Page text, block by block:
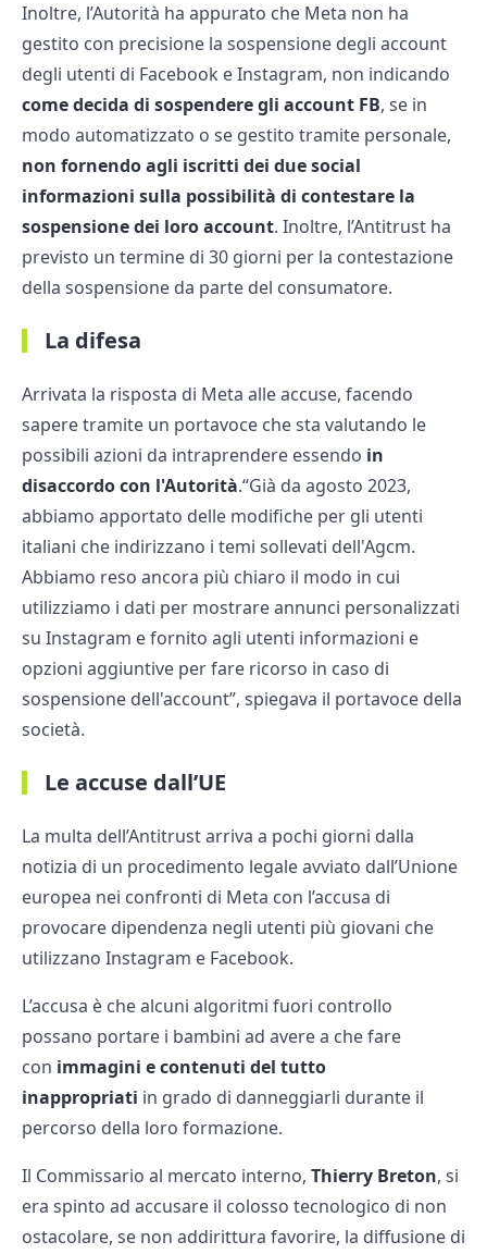
Inoltre, l’Autorità ha appurato che Meta non ha
gestito con precisione la sospensione degli account
degli utenti di Facebook e Instagram, non indicando
come decida di sospendere gli account FB, se in
modo automatizzato o se gestito tramite personale,
non fornendo agli iscritti dei due social
informazioni sulla possibilità di contestare la
sospensione dei loro account. Inoltre, l’Antitrust ha
previsto un termine di 30 giorni per la contestazione
della sospensione da parte del consumatore.
La difesa
Arrivata la risposta di Meta alle accuse, facendo
sapere tramite un portavoce che sta valutando le
possibili azioni da intraprendere essendo in
disaccordo con l'Autorità.“Già da agosto 2023,
abbiamo apportato delle modifiche per gli utenti
italiani che indirizzano i temi sollevati dell'Agcm.
Abbiamo reso ancora più chiaro il modo in cui
utilizziamo i dati per mostrare annunci personalizzati
su Instagram e fornito agli utenti informazioni e
opzioni aggiuntive per fare ricorso in caso di
sospensione dell'account”, spiegava il portavoce della
società.
Le accuse dall’UE
La multa dell’Antitrust arriva a pochi giorni dalla
notizia di un procedimento legale avviato dall’Unione
europea nei confronti di Meta con l’accusa di
provocare dipendenza negli utenti più giovani che
utilizzano Instagram e Facebook.
L’accusa è che alcuni algoritmi fuori controllo
possano portare i bambini ad avere a che fare
con immagini e contenuti del tutto
inappropriati in grado di danneggiarli durante il
percorso della loro formazione.
Il Commissario al mercato interno, Thierry Breton, si
era spinto ad accusare il colosso tecnologico di non
ostacolare, se non addirittura favorire, la diffusione di